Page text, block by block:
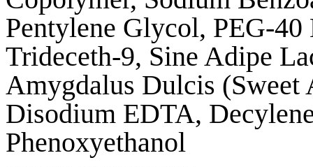
Pentylene Glycol, PEG-
Trideceth-9, Sine Adipe
Amygdalus Dulcis
Disodium EDTA,
Phenoxyethanol